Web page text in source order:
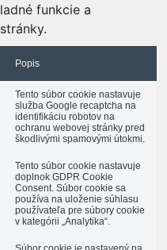
funkcie a
Popis
Tento súbor cookie nastavuje
služba Google recaptcha na
identifikáciu robotov na
ochranu webovej stránky pred
škodlivými spamovými útokmi.
Tento súbor cookie nastavuje
doplnok GDPR Cookie
Consent. Súbor cookie sa
používa na uloženie súhlasu
používateľa pre súbory cookie
v kategórii „Analytika“.